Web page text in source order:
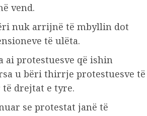
vend.
nuk arrijnë të mbyllin dot
të ulëta.
ai protestuesve që ishin
u bëri thirrje protestuesve të
drejtat e tyre.
se protestat janë të